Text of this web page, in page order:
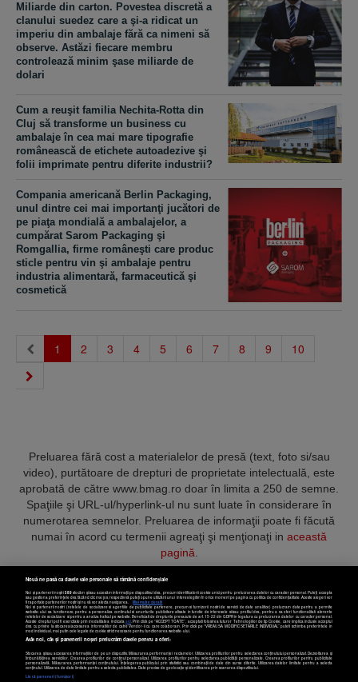
Miliarde din carton. Povestea discretă a
clanului suedez care a şi-a ridicat un
imperiu din ambalaje fără ca nimeni să
observe. Astăzi fiecare membru
controlează minim şase miliarde de
dolari
Cum a reuşit familia Nechita-Rotta din
Cluj să transforme un business cu
ambalaje în cea mai mare tipografie
românească de etichete autoadezive şi
folii imprimate pentru diferite industrii?
Compania americană Berlin Packaging,
unul dintre cei mai importanţi jucători de
pe piaţa mondială a ambalajelor, a
cumpărat Sarom Packaging şi
Romgallia, firme româneşti care produc
sticle pentru vin şi ambalaje pentru
industria alimentară, farmaceutică şi
cosmetică
1 (current)
2 3 4 5 6 7 8 9 10
Preluarea fără cost a materialelor de presă (text, foto si/sau
video), purtătoare de drepturi de proprietate intelectuală, este
aprobată de către www.bmag.ro doar în limita a 250 de semne.
Spaţiile şi URL-ul/hyperlink-ul nu sunt luate în considerare în
numerotarea semnelor. Preluarea de informaţii poate fi făcută
numai în acord cu termenii agreaţi şi menţionaţi in această
pagină
Termeni și condiții Confidențialitate Cookies Contact
Copyright © 2025 BUSINESSMEX S.A.
Setări cookies
Nouă ne pasă ca datele tale personale să rămână confidențiale
Noi și partenerii noștri589stocăm și/sau accesăm informații pe dispozitivul dvs., precum identificatorii cookie unici pentru prelucrarea datelor cu caracter personal. Puteți accepta
sau gestiona preferințele dvs. făcând clic mai jos, respectiv vă puteți opune utilizării unui interes legitim în orice moment pe pagina cu politica de confidențialitate. Aceste alegeri vor
fi raportate partenerilor noștri și nu vă vor afecta navigarea.
Mai multe detalii
Noi si partenerii nostri (retelele de socializare si agentiile de publicitate partenere, precum si furnizorii nostri de servicii de date analitice) prelucram date pentru a permite
website-ului sa functioneze, pentru a personaliza continutul si anunturile publicitare afisate in functie de interesele si/sau profilul dvs., pentru a va oferi functionalitati aferente
retelelor de socializare si pentru a analiza traficul pe website. Beneficiati de drepturile prevazute de art. 15-22 din GDPR in legatura cu prelucrarea datelor cu caracter personal.
Aceste drepturi pot fi exercitate prin modalitatea indicataaici. Prin click pe “ACCEPT TOATE”, acceptati folosirea tuturor Tehnologiilor de tip Cookie, care implica inclusiv acceptul
dvs. cu privire la stocarea/accesarea informatiilor de catre Vendor-ii cu care colaboram. Prin click pe “VREAU SA MODIFIC SETARILE INDIVIDUAL” puteti schimba preferintele in
mod individual, mai putin cele legate de cookie strict necesare pentru functionarea website-ului.
Atât noi, cât și partenerii noștri prelucrăm datele pentru a oferi:
Stocarea și/sau accesarea informațiilor de pe un dispozitiv. Măsurarea performanței reclamelor. Utilizarea profilurilor pentru selectarea conținutului personalizat. Dezvoltarea și
îmbunătățirea serviciilor. Crearea profilurilor de conținut personalizat. Utilizarea profilurilor pentru selectarea publicității personalizate. Crearea profilurilor pentru publicitate
personalizată. Măsurarea performanței conținutului. Înțelegerea publicului prin statistici sau combinații de date din surse diferite. Utilizarea datelor limitate pentru a selecta
conținutul. Utilizarea de date limitate pentru a selecta publicitatea. Date precise de geolocație și identificarea prin scanarea dispozitivului.
Listă parteneri (furnizori)